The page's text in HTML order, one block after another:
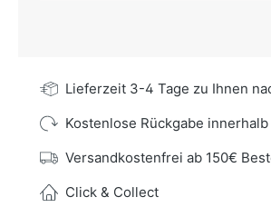
Lieferzeit 3-4 Tage zu Ihnen
Kostenlose Rückgabe
Versandkostenfrei ab 150€
Click & Collect